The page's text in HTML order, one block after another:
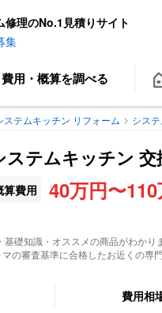
修理のNo.1見積りサイト
集
費用・概算を調べる
ステムキッチン リフォーム シス
ステムキッチン 交
算費用 40万円〜
基礎知識・オススメの商品がわか
の審査基準に合格したお近くの専
費用相